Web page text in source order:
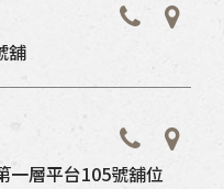
舖
一層平台105號舖位